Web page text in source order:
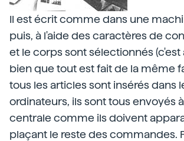
Il est écrit comme dans une
puis, à l'aide des caractères de
et le corps sont sélectionnés (c'est
bien que tout est fait de la même
tous les articles sont insérés dans
ordinateurs, ils sont tous envoyés
centrale comme ils doivent
plaçant le reste des commandes.